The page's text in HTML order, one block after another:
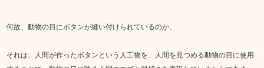
何故、動物の目にボタンが縫い付けられているのか。
それは、人間が作ったボタンという人工物を、人間を見つめる動物の目に使用